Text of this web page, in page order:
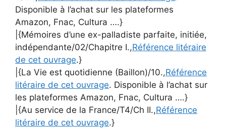
Disponible à l’achat sur les plateformes
Amazon, Fnac, Cultura ….}
|{Mémoires d’une ex-palladiste parfaite, initiée,
indépendante/02/Chapitre I.,Référence litéraire
de cet ouvrage.}
|{La Vie est quotidienne (Baillon)/10.,Référence
litéraire de cet ouvrage. Disponible à l’achat sur
les plateformes Amazon, Fnac, Cultura ….}
|{Au service de la France/T4/Ch II.,Référence
litéraire de cet ouvrage.}